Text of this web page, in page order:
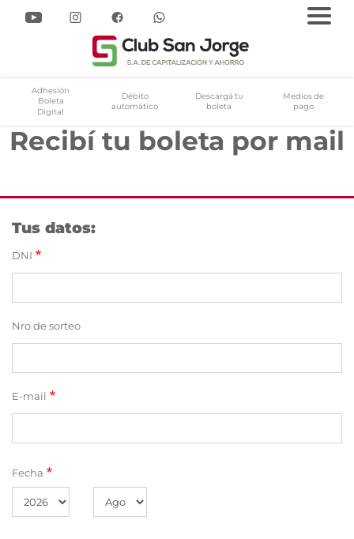
Pasar
principal
y Ahorro
Adhesión
Boleta
Digital
Débito
automático
Descargá tu
boleta
Medios de
pago
Recibí tu boleta por mail
Tus datos:
DNI
Nro de sorteo
E-mail
Fecha